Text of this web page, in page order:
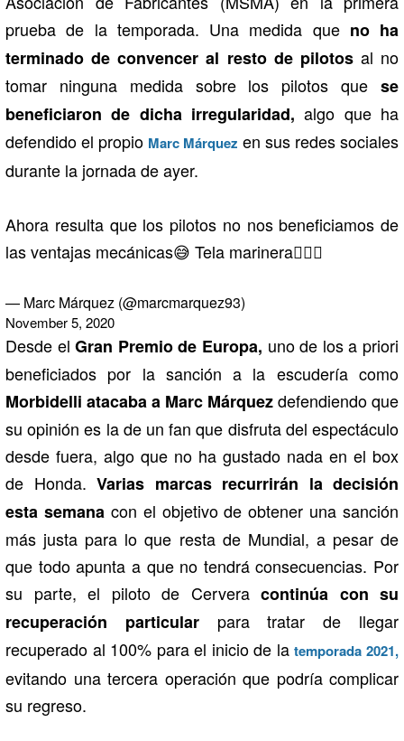
prueba de la temporada. Una medida que no ha
terminado de convencer al resto de pilotosal no
tomar ninguna medida sobre los pilotos que se
beneficiaron de dicha irregularidad, algo que ha
defendido el propio Marc Márquez en sus redes sociales
durante la jornada de ayer.
Ahora resulta que los pilotos no nos beneficiamos de
las ventajas mecánicas😅 Tela marinera🤦🏻‍♂️
— Marc Márquez (@marcmarquez93)
November 5, 2020
Desde el Gran Premio de Europa, uno de los a priori
beneficiados por la sanción a la escudería como
Morbidelli atacaba a Marc Márquezdefendiendo que
su opinión es la de un fan que disfruta del espectáculo
desde fuera, algo que no ha gustado nada en el box
de Honda. Varias marcas recurrirán la decisión
esta semana con el objetivo de obtener una sanción
más justa para lo que resta de Mundial, a pesar de
que todo apunta a que no tendrá consecuencias. Por
su parte, el piloto de Cervera continúa con su
recuperación particularpara tratar de llegar
recuperado al 100% para el inicio de latemporada 2021,
evitando una tercera operación que podría complicar
su regreso.